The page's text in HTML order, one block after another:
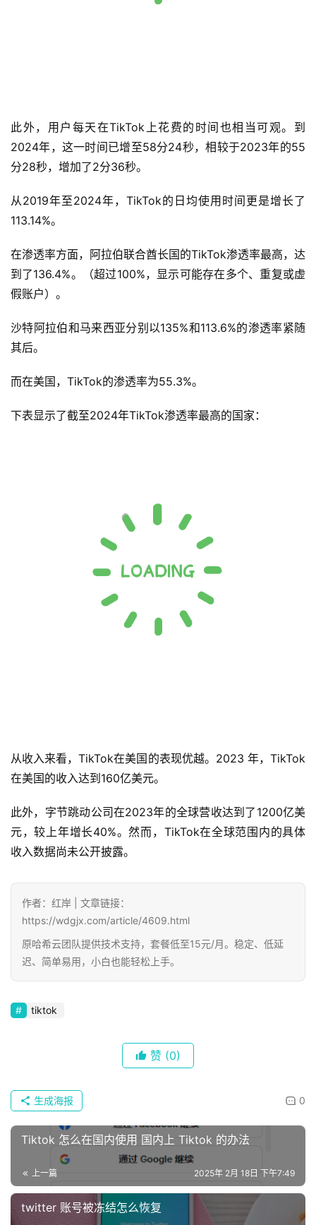
此外，用户每天在TikTok上花费的时间也相当可观。到
2024年，这一时间已增至58分24秒，相较于2023年的55
分28秒，增加了2分36秒。
从2019年至2024年，TikTok的日均使用时间更是增长了
113.14%。
在渗透率方面，阿拉伯联合酋长国的TikTok渗透率最高，达
到了136.4%。（超过100%，显示可能存在多个、重复或虚
假账户）。
沙特阿拉伯和马来西亚分别以135%和113.6%的渗透率紧随
其后。
而在美国，TikTok的渗透率为55.3%。
下表显示了截至2024年TikTok渗透率最高的国家：
从收入来看，TikTok在美国的表现优越。2023 年，TikTok
在美国的收入达到160亿美元。
此外，字节跳动公司在2023年的全球营收达到了1200亿美
元，较上年增长40%。然而，TikTok在全球范围内的具体
收入数据尚未公开披露。
作者：红岸 | 文章链接：
https://wdgjx.com/article/4609.html
原哈希云团队提供技术支持，套餐低至15元/月。稳定、低延
迟、简单易用，小白也能轻松上手。
tiktok
赞 (0)
0
生成海报
Tiktok 怎么在国内使用 国内上 Tiktok 的办法
上一篇 2025年 2月 18日 下午7:49
twitter 账号被冻结怎么恢复